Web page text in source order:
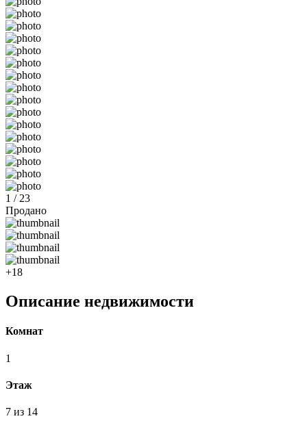
1 / 23
Продано
+18
Описание недвижимости
Комнат
1
Этаж
7 из 14